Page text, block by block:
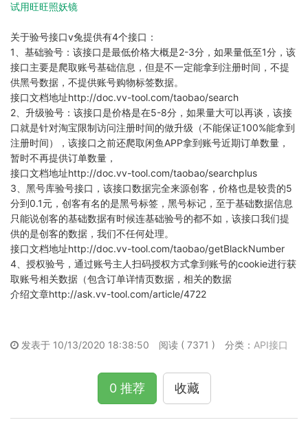
试用旺旺照妖镜
关于验号接口v兔提供有4个接口：
1、基础验号：该接口是最低价格大概是2-3分，如果量低至1分，该
接口主要是爬取账号基础信息，但是不一定能拿到注册时间，不提
供黑号数据，不提供账号购物标签数据。
接口文档地址http://doc.vv-tool.com/taobao/search
2、升级验号：该接口是价格是在5-8分，如果量大可以再谈，该接
口就是针对淘宝限制访问注册时间的做升级（不能保证100%能拿到
注册时间），该接口之前还爬取闲鱼APP拿到账号近期订单数量，
暂时不再提供订单数量，
接口文档地址http://doc.vv-tool.com/taobao/searchplus
3、黑号库验号接口，该接口数据完全来源创客，价格也是较贵的5
分到0.1元，创客有名的是黑号标签，黑号标记，至于基础数据信息
只能说创客的基础数据有时候连基础验号的都不如，该接口我们提
供的是创客的数据，我们不任何处理。
接口文档地址http://doc.vv-tool.com/taobao/getBlackNumber
4、授权验号，通过账号主人扫码授权方式拿到账号的cookie进行获
取账号相关数据（包含订单详情页数据，相关的数据
介绍文章http://ask.vv-tool.com/article/4722
发表于 10/13/2020 18:38:50 阅读 ( 7371 ) 分类： API接口
0 推荐 收藏